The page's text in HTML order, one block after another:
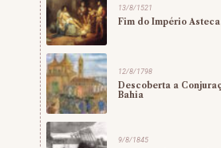
13/8/1521
Fim do Império
12/8/1798
Descoberta a
Bahia
9/8/1845